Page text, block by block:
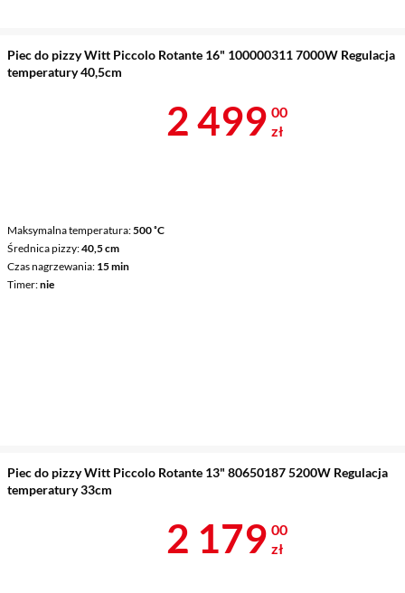
Piec do pizzy Witt Piccolo Rotante 16" 100000311 7000W Regulacja
temperatury 40,5cm
Maksymalna temperatura 500 ˚C
Średnica pizzy 40,5 cm
Czas nagrzewania 15 min
Timer nie
Cena 2 499 zł
2 499 00
zł
Piec do pizzy Witt Piccolo Rotante 13" 80650187 5200W Regulacja
temperatury 33cm
Cena 2 179 zł
2 179 00
zł